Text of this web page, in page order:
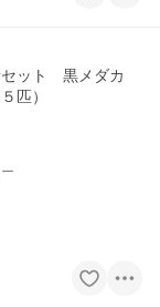
セット 黒メダカ
匹）